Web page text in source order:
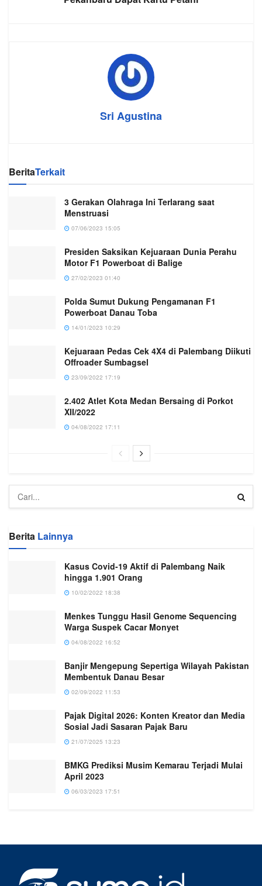
Sri Agustina
BeritaTerkait
3 Gerakan Olahraga Ini Terlarang saat
Menstruasi
07/06/2023 15:05
Presiden Saksikan Kejuaraan Dunia Perahu
Motor F1 Powerboat di Balige
27/02/2023 01:40
Polda Sumut Dukung Pengamanan F1
Powerboat Danau Toba
14/01/2023 10:29
Kejuaraan Pedas Cek 4X4 di Palembang Diikuti
Offroader Sumbagsel
23/09/2022 17:19
2.402 Atlet Kota Medan Bersaing di Porkot
XII/2022
04/08/2022 17:11
Berita Lainnya
Kasus Covid-19 Aktif di Palembang Naik
hingga 1.901 Orang
10/02/2022 18:38
Menkes Tunggu Hasil Genome Sequencing
Warga Suspek Cacar Monyet
04/08/2022 16:52
Banjir Mengepung Sepertiga Wilayah Pakistan
Membentuk Danau Besar
02/09/2022 11:53
Pajak Digital 2026: Konten Kreator dan Media
Sosial Jadi Sasaran Pajak Baru
21/07/2025 13:23
BMKG Prediksi Musim Kemarau Terjadi Mulai
April 2023
06/03/2023 17:51